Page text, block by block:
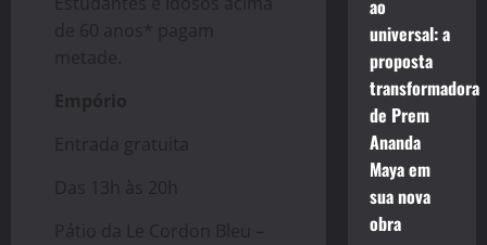
de 60 anos* pagam
metade.
Empório
Entrada gratuita
Das 13h às 20h
Pátio da Le Cordon Bleu –
ao
universal: a
proposta
transformadora
de Prem
Ananda
Maya em
sua nova
obra